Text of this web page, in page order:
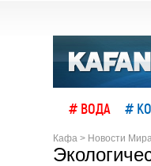
# ВОДА #
Кафа > Новости